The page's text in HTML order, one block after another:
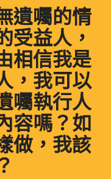
遺囑的情
受益人，
相信我是
，我可以
囑執行人
容嗎？如
做，我該